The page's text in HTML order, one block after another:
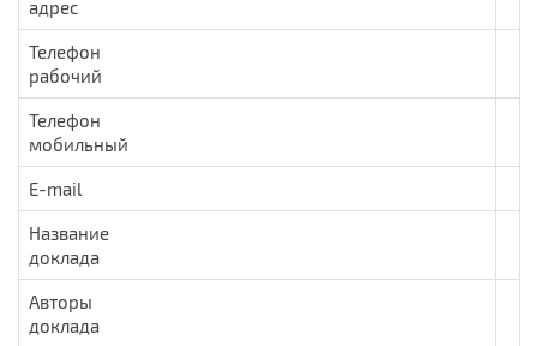
адрес
Телефон
рабочий
Телефон
мобильный
Е-mail
Название
доклада
Авторы
доклада